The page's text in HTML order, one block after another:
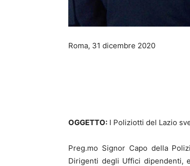
Roma, 31 dicembre 2020
OGGETTO: I Poliziotti del Lazio
Preg.mo Signor Capo della
Dirigenti degli Uffici dipendenti,